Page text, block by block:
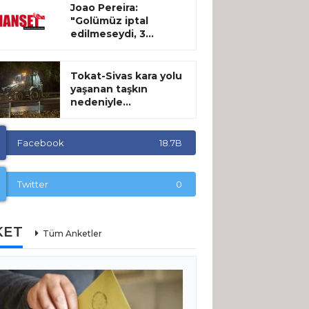
Joao Pereira:
"Golümüz iptal
edilmeseydi, 3...
Tokat-Sivas kara yolu
yaşanan taşkın
nedeniyle...
Facebook 18.7B
Twitter 0
Tüm Anketler